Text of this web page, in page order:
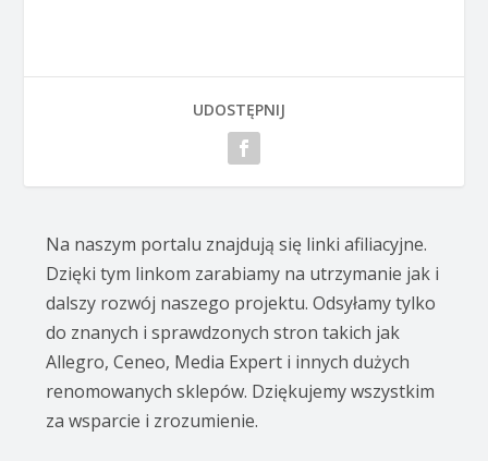
UDOSTĘPNIJ
Na naszym portalu znajdują się linki afiliacyjne.
Dzięki tym linkom zarabiamy na utrzymanie jak i
dalszy rozwój naszego projektu. Odsyłamy tylko
do znanych i sprawdzonych stron takich jak
Allegro, Ceneo, Media Expert i innych dużych
renomowanych sklepów. Dziękujemy wszystkim
za wsparcie i zrozumienie.